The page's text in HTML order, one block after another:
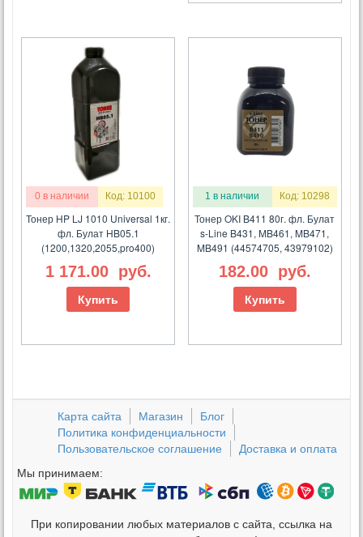
0 в наличии Код: 10100
Тонер HP LJ 1010 Universal 1кг.
фл. Булат HB05.1
(1200,1320,2055,pro400)
1 171.00 руб.
Купить
1 в наличии Код: 10298
Тонер OKI B411 80г. фл. Булат
s-Line B431, MB461, MB471,
MB491 (44574705, 43979102)
182.00 руб.
Купить
Карта сайта Магазин
Блог
Политика конфиденциальности
Пользовательское соглашение
Доставка и оплата
Мы принимаем:
При копировании любых материалов с сайта, ссылка на